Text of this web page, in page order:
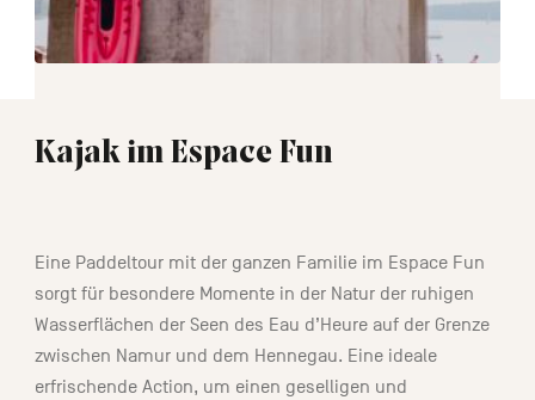
Kajak im Espace Fun
Eine Paddeltour mit der ganzen Familie im Espace Fun
sorgt für besondere Momente in der Natur der ruhigen
Wasserflächen der Seen des Eau d’Heure auf der Grenze
zwischen Namur und dem Hennegau. Eine ideale
erfrischende Action, um einen geselligen und